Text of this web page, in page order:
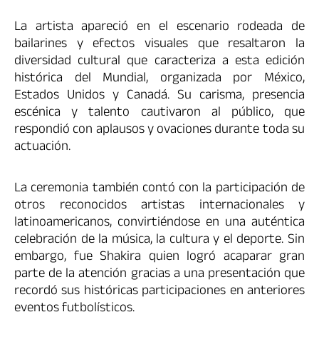
La artista apareció en el escenario rodeada de
bailarines y efectos visuales que resaltaron la
diversidad cultural que caracteriza a esta edición
histórica del Mundial, organizada por México,
Estados Unidos y Canadá. Su carisma, presencia
escénica y talento cautivaron al público, que
respondió con aplausos y ovaciones durante toda su
actuación.
La ceremonia también contó con la participación de
otros reconocidos artistas internacionales y
latinoamericanos, convirtiéndose en una auténtica
celebración de la música, la cultura y el deporte. Sin
embargo, fue Shakira quien logró acaparar gran
parte de la atención gracias a una presentación que
recordó sus históricas participaciones en anteriores
eventos futbolísticos.